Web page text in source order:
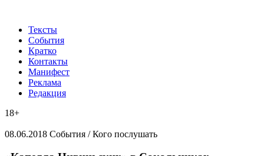
Тексты
События
Кратко
Контакты
Манифест
Реклама
Редакция
18+
08.06.2018 События /Кого послушать